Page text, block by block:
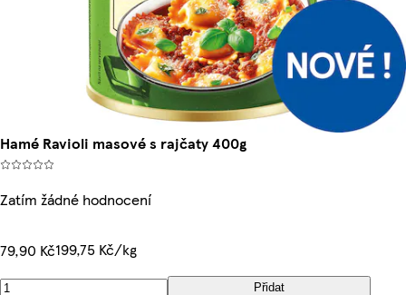
Hamé Ravioli masové s rajčaty 400g
Zatím žádné hodnocení
79,90 Kč199,75 Kč/kg
Přidat